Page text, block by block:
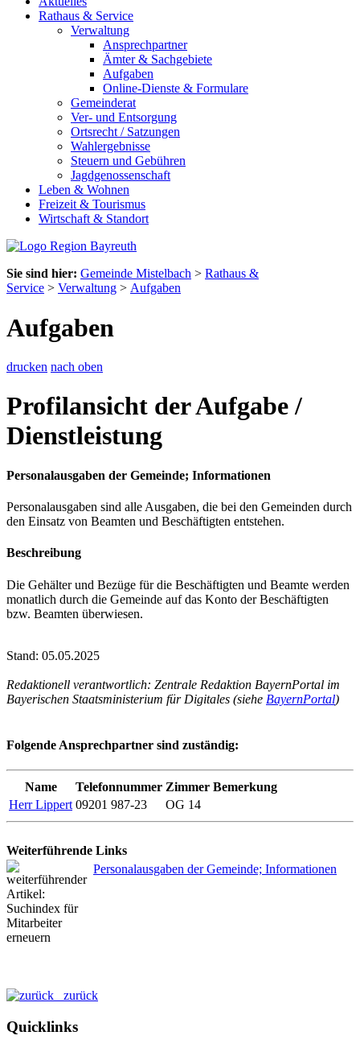
Rathaus & Service
Verwaltung
Ansprechpartner
Ämter & Sachgebiete
Aufgaben
Online-Dienste & Formulare
Gemeinderat
Ver- und Entsorgung
Ortsrecht / Satzungen
Wahlergebnisse
Steuern und Gebühren
Jagdgenossenschaft
Leben & Wohnen
Freizeit & Tourismus
Wirtschaft & Standort
Sie sind hier: Gemeinde Mistelbach > Rathaus &
Service > Verwaltung > Aufgaben
Aufgaben
drucken nach oben
Profilansicht der Aufgabe /
Dienstleistung
Personalausgaben der Gemeinde; Informationen
Personalausgaben sind alle Ausgaben, die bei den Gemeinden durch
den Einsatz von Beamten und Beschäftigten entstehen.
Beschreibung
Die Gehälter und Bezüge für die Beschäftigten und Beamte werden
monatlich durch die Gemeinde auf das Konto der Beschäftigten
bzw. Beamten überwiesen.
Stand: 05.05.2025
Redaktionell verantwortlich: Zentrale Redaktion BayernPortal im
Bayerischen Staatsministerium für Digitales (siehe BayernPortal)
Folgende Ansprechpartner sind zuständig:
Name Telefonnummer Zimmer Bemerkung
Herr Lippert 09201 987-23 OG 14
Weiterführende Links
Personalausgaben der Gemeinde; Informationen
zurück
Quicklinks